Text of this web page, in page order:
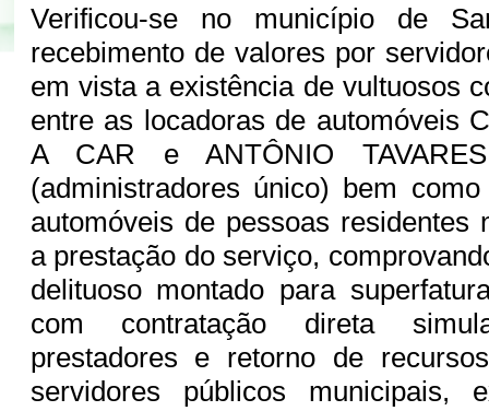
Verificou-se no município de
recebimento de valores por
em vista a existência de vultuosos
entre as locadoras de automóveis
A CAR e ANTÔNIO
(administradores único) bem
automóveis de pessoas residentes
a prestação do serviço,
delituoso montado para
com contratação direta
prestadores e retorno de
servidores públicos municipais,